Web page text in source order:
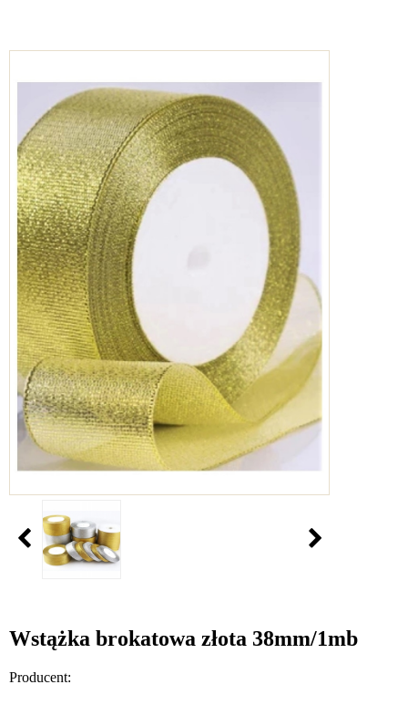
Wstążka brokatowa złota 38mm/1mb
Producent: